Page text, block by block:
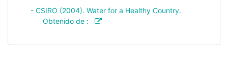
- CSIRO (2004). Water for a Healthy Country.
Obtenido de :